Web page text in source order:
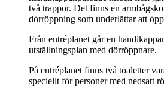
två trappor. Det finns en
dörröppning som underlättar att
Från entréplanet går en
utställningsplan med dörröppnare.
På entréplanet finns två toaletter
speciellt för personer med nedsatt